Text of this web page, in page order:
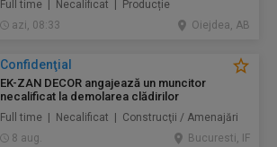
Full time | Necalificat | Producție
azi, 08:33
Oiejdea, AB
Confidenţial
EK-ZAN DECOR angajează un muncitor
necalificat la demolarea clădirilor
Full time | Necalificat | Construcţii / Amenajări
8 aug.
Bucuresti, IF